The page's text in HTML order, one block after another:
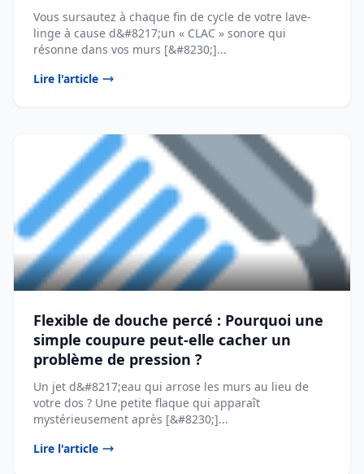
Vous sursautez à chaque fin de cycle de votre lave-
linge à cause d&#8217;un « CLAC » sonore qui
résonne dans vos murs [&#8230;]...
Lire l'article
Flexible de douche percé : Pourquoi une
simple coupure peut-elle cacher un
problème de pression ?
Un jet d&#8217;eau qui arrose les murs au lieu de
votre dos ? Une petite flaque qui apparaît
mystérieusement après [&#8230;]...
Lire l'article